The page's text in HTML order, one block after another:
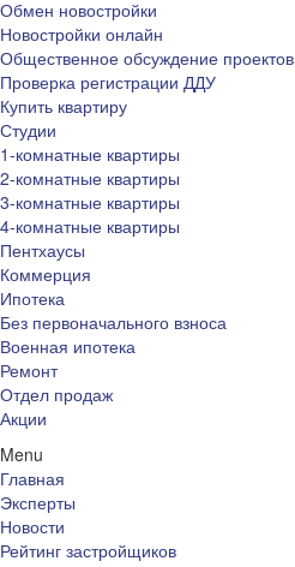
Обмен новостройки
Новостройки онлайн
Общественное обсуждение проектов
Проверка регистрации ДДУ
Купить квартиру
Студии
1-комнатные квартиры
2-комнатные квартиры
3-комнатные квартиры
4-комнатные квартиры
Пентхаусы
Коммерция
Ипотека
Без первоначального взноса
Военная ипотека
Ремонт
Отдел продаж
Акции
Menu
Главная
Эксперты
Новости
Рейтинг застройщиков